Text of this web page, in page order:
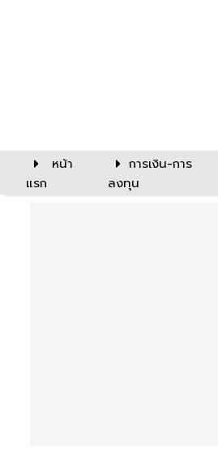
หน้า
แรก
การเงิน-การ
ลงทุน